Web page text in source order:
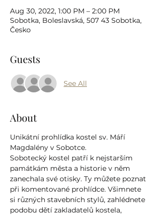
Aug 30, 2022, 1:00 PM – 2:00 PM
Sobotka, Boleslavská, 507 43 Sobotka,
Česko
Guests
See All
About
Unikátní prohlídka kostel sv. Máří
Magdalény v Sobotce.
Sobotecký kostel patří k nejstarším
památkám města a historie v něm
zanechala své otisky. Ty můžete poznat
při komentované prohlídce. Všimnete
si různých stavebních stylů, zahlédnete
podobu dětí zakladatelů kostela,